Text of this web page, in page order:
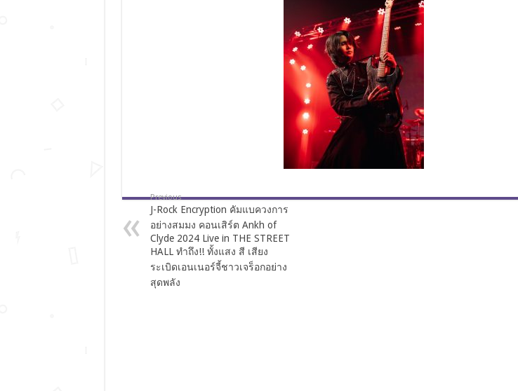
Previous
J-Rock Encryption คัมแบควงการ
อย่างสมมง คอนเสิร์ต Ankh of
Clyde 2024 Live in THE STREET
HALL ทำถึง!! ทั้งแสง สี เสียง
ระเบิดเอนเนอร์จี้ชาวเจร็อกอย่าง
สุดพลัง